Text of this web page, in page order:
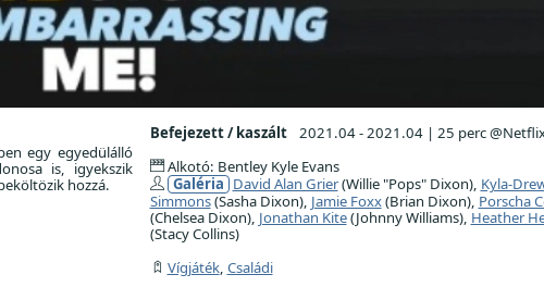
egy egyedülálló
is, igyekszik
hozzá.
Befejezett / kaszált 2021.04 - 2021.04 | 25 perc
Alkotó: Bentley Kyle Evans
Galéria David Alan Grier(Willie "Pops" Dixon), Kyla-
Simmons(Sasha Dixon), Jamie Foxx(Brian Dixon), Porscha
(Chelsea Dixon), Jonathan Kite(Johnny Williams), Heather
(Stacy Collins)
Vígjáték, Családi